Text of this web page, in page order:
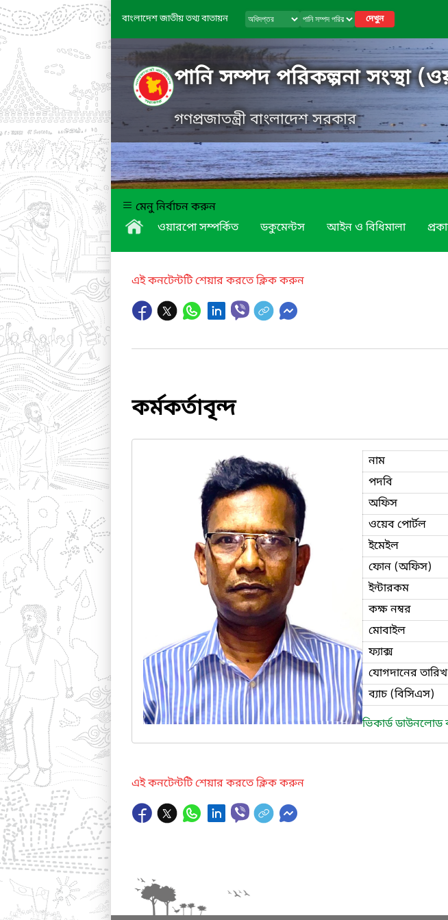
বাংলাদেশ জাতীয় তথ্য বাতায়ন দেখুন
পানি সম্পদ পরিকল্পনা সংস্থা
গণপ্রজাতন্ত্রী বাংলাদেশ সরকার
মেনু নির্বাচন করুন
ওয়ারপো সম্পর্কিত
ডকুমেন্টস আইন ও বিধিমালা
এই কনটেন্টটি শেয়ার করতে ক্লিক করুন
কর্মকর্তাবৃন্দ
নাম
পদবি
অফিস
ওয়েব পোর্টল
ইমেইল
ফোন (অফিস)
ইন্টারকম
কক্ষ নম্বর
মোবাইল
ফ্যাক্স
যোগদানের তারিখ
ব্যাচ (বিসিএস)
ভিকার্ড
এই কনটেন্টটি শেয়ার করতে ক্লিক করুন